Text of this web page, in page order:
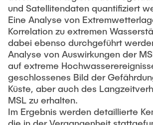
und Satellitendaten quantifiziert
Eine Analyse von
Korrelation zu extremen
dabei ebenso durchgeführt
Analyse von Auswirkungen der
auf extreme
geschlossenes Bild der
Küste, aber auch des
MSL zu erhalten.
Im Ergebnis werden detaillierte